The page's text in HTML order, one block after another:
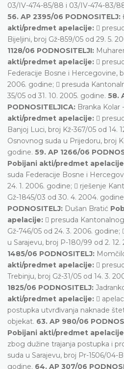
03/IV-474-85/88 i 03/IV-474-83/
56. AP 2395/06 PODNOSITELJ:
akti/predmet apelacije: 
Bijeljini, broj Gž-859/05 od 29. 5.
1128/06 PODNOSITELJI:
akti/predmet apelacije: 
Federacije Bosne i Hercegovine,
2006. godine;  presuda
35/05 od 31. 10. 2005. godine. 58.
PODNOSITELJICA: Branka Kolar
akti/predmet apelacije: 
Banjoj Luci, broj Kž-367/05 od 14.
Osnovnog suda u Prijedoru, broj
godine. 59. AP 1266/06
Pobijani akti/predmet
suda Federacije Bosne i
24. 1. 2006. godine;  rješenje
Gž-1845/03 od 30. 4. 2004.
PODNOSITELJ: Dušan Bratić
apelacije:  presuda
Gž-746/05 od 24. 3. 2006.
u Sarajevu, broj P-180/99 od 2.
1485/06 PODNOSITELJ:
akti/predmet apelacije: 
Trebinju, broj Gž-31/05 od 14. 3.
1825/06 PODNOSITELJ:
akti/predmet apelacije: 
postupka utvrđivanja naknade
objekat. 63. AP 980/06
Pobijani akti/predmet
zbog dužine trajanja postupka i
suda u Sarajevu, broj Pr-1506/04-
godine. 64. AP 307/06